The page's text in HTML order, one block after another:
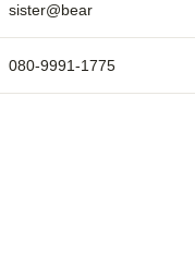
sister@bear
080-9991-1775